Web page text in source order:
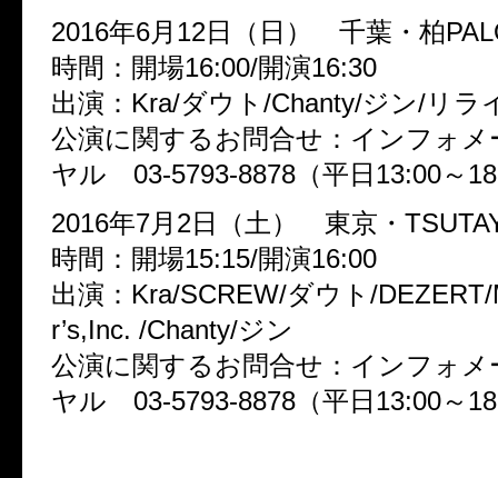
2016年6月12日（日） 千葉・柏
時間：開場16:00/開演16:30
出演：Kra/ダウト/Chanty/ジン/リラ
公演に関するお問合せ：インフォ
ヤル 03-5793-8878（平日13:00～
2016年7月2日（土） 東京・
時間：開場15:15/開演16:00
出演：Kra/SCREW/ダウト/
r’s,Inc. /Chanty/ジン
公演に関するお問合せ：インフォ
ヤル 03-5793-8878（平日13:00～